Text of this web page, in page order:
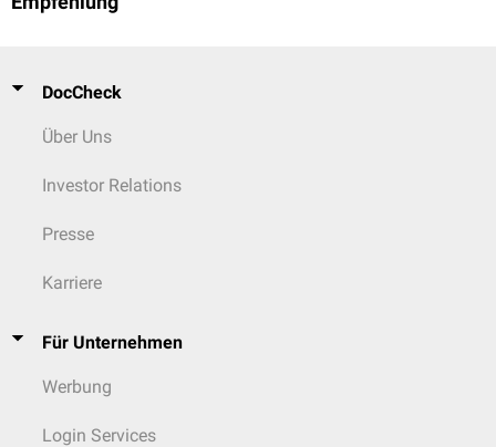
DocCheck
Über Uns
Investor Relations
Presse
Karriere
Für Unternehmen
Werbung
Login Services